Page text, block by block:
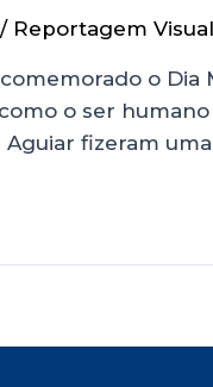
/ Reportagem Visual
comemorado o
o ser
Aguiar fizeram